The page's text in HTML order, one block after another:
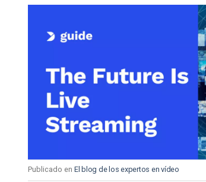
Publicado en El blog de los expertos en vídeo